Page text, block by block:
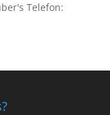
Telefon: